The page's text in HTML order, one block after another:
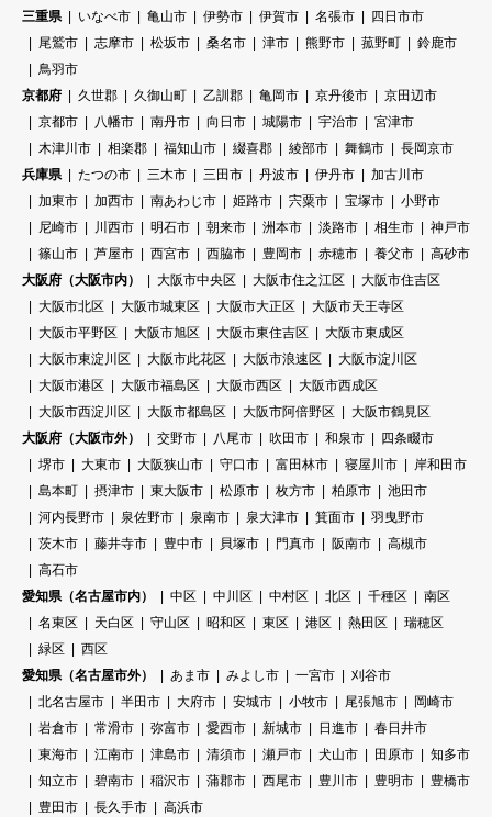
三重県
いなべ市 亀山市 伊勢市 伊賀市 名張市
四日市市
尾鷲市
志摩市 松坂市 桑名市 津市 熊野市 菰野町
鈴鹿市
鳥羽市
京都府
久世郡 久御山町 乙訓郡 亀岡市 京丹後市
京田辺市
京都市
八幡市 南丹市 向日市 城陽市 宇治市
宮津市
木津川市
相楽郡 福知山市 綴喜郡 綾部市 舞鶴市
長岡京市
兵庫県
たつの市 三木市 三田市 丹波市 伊丹市
加古川市
加東市
加西市 南あわじ市 姫路市 宍粟市 宝塚市
小野市
尼崎市
川西市 明石市 朝来市 洲本市 淡路市 相生市
神戸市
篠山市
芦屋市 西宮市 西脇市 豊岡市 赤穂市 養父市
高砂市
大阪府（大阪市内）
大阪市中央区 大阪市住之江区
大阪市住吉区
大阪市北区
大阪市城東区 大阪市大正区
大阪市天王寺区
大阪市平野区
大阪市旭区 大阪市東住吉区
大阪市東成区
大阪市東淀川区
大阪市此花区 大阪市浪速区
大阪市淀川区
大阪市港区
大阪市福島区 大阪市西区
大阪市西成区
大阪市西淀川区
大阪市都島区 大阪市阿倍野区
大阪市鶴見区
大阪府（大阪市外）
交野市 八尾市 吹田市 和泉市
四条畷市
堺市
大東市 大阪狭山市 守口市 富田林市 寝屋川市
岸和田市
島本町
摂津市 東大阪市 松原市 枚方市 柏原市
池田市
河内長野市
泉佐野市 泉南市 泉大津市 箕面市
羽曳野市
茨木市
藤井寺市 豊中市 貝塚市 門真市 阪南市
高槻市
高石市
愛知県（名古屋市内）
中区 中川区 中村区 北区 千種区
南区
名東区
天白区 守山区 昭和区 東区 港区 熱田区
瑞穂区
緑区
西区
愛知県（名古屋市外）
あま市 みよし市 一宮市
刈谷市
北名古屋市
半田市 大府市 安城市 小牧市 尾張旭市
岡崎市
岩倉市
常滑市 弥富市 愛西市 新城市 日進市
春日井市
東海市
江南市 津島市 清須市 瀬戸市 犬山市 田原市
知多市
知立市
碧南市 稲沢市 蒲郡市 西尾市 豊川市 豊明市
豊橋市
豊田市
長久手市
高浜市